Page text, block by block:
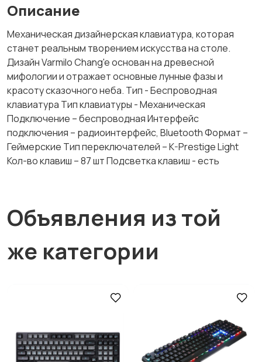
Описание
Механическая дизайнерская клавиатура, которая
станет реальным творением искусства на столе.
Дизайн Varmilo Chang'e основан на древесной
мифологии и отражает основные лунные фазы и
красоту сказочного неба. Тип - Беспроводная
клавиатура Тип клавиатуры - Механическая
Подключение – беспроводная Интерфейс
подключения – радиоинтерфейс, Bluetooth Формат –
Геймерские Тип переключателей – K-Prestige Light
Кол-во клавиш – 87 шт Подсветка клавиш - есть
Объявления из той
же категории